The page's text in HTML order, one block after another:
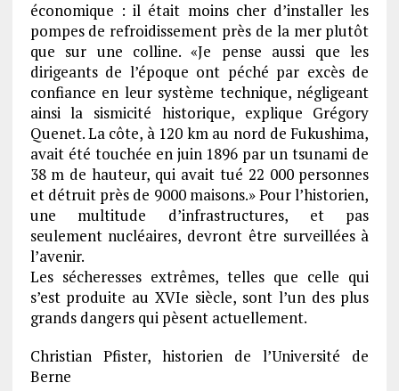
économique : il était moins cher d’installer les
pompes de refroidissement près de la mer plutôt
que sur une colline. «Je pense aussi que les
dirigeants de l’époque ont péché par excès de
confiance en leur système technique, négligeant
ainsi la sismicité historique, explique Grégory
Quenet. La côte, à 120 km au nord de Fukushima,
avait été touchée en juin 1896 par un tsunami de
38 m de hauteur, qui avait tué 22 000 personnes
et détruit près de 9000 maisons.» Pour l’historien,
une multitude d’infrastructures, et pas
seulement nucléaires, devront être surveillées à
l’avenir.
Les sécheresses extrêmes, telles que celle qui
s’est produite au XVIe siècle, sont l’un des plus
grands dangers qui pèsent actuellement.
Christian Pfister, historien de l’Université de
Berne